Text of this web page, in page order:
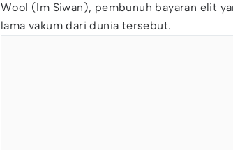
Wool (Im Siwan), pembunuh bayaran elit
lama vakum dari dunia tersebut.